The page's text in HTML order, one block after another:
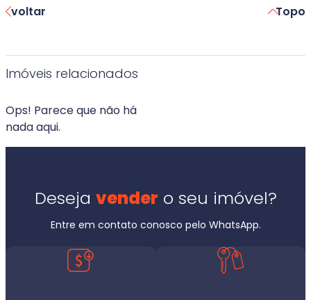
voltar Topo
Imóveis relacionados
Ops! Parece que não há
nada aqui.
Deseja vender o seu imóvel?
Entre em contato conosco pelo WhatsApp.